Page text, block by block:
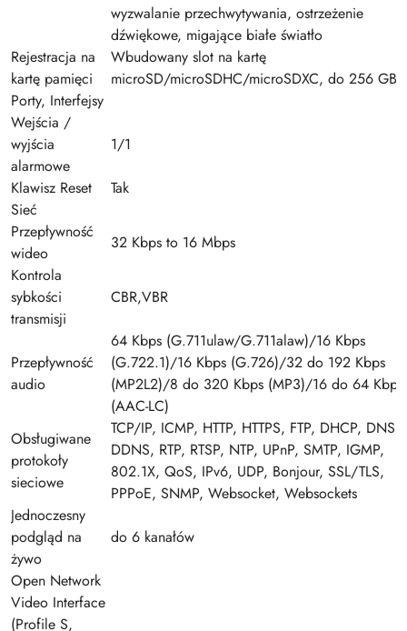
wyzwalanie przechwytywania, ostrzeżenie
dźwiękowe, migające białe światło
Rejestracja na
kartę pamięci
Wbudowany slot na kartę
microSD/microSDHC/microSDXC, do 256 GB
Porty, Interfejsy
Wejścia /
wyjścia
alarmowe
1/1
Klawisz Reset
Tak
Sieć
Przepływność
wideo
32 Kbps to 16 Mbps
Kontrola
sybkości
transmisji
CBR,VBR
Przepływność
audio
64 Kbps (G.711ulaw/G.711alaw)/16 Kbps
(G.722.1)/16 Kbps (G.726)/32 do 192 Kbps
(MP2L2)/8 do 320 Kbps (MP3)/16 do 64 Kbps
(AAC-LC)
Obsługiwane
protokoły
sieciowe
TCP/IP, ICMP, HTTP, HTTPS, FTP, DHCP, DNS,
DDNS, RTP, RTSP, NTP, UPnP, SMTP, IGMP,
802.1X, QoS, IPv6, UDP, Bonjour, SSL/TLS,
PPPoE, SNMP, Websocket, Websockets
Jednoczesny
podgląd na
żywo
do 6 kanałów
Open Network
Video Interface
(Profile S,